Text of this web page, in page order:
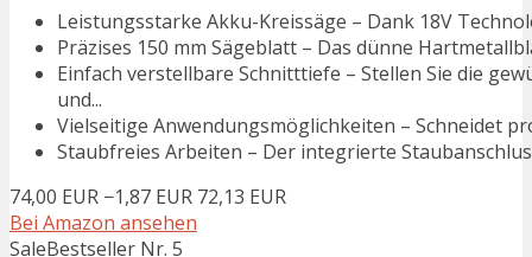
Leistungsstarke Akku-Kreissäge – Dank 18V
Präzises 150 mm Sägeblatt – Das dünne
Einfach verstellbare Schnitttiefe – Stellen Sie die
und...
Vielseitige Anwendungsmöglichkeiten – Schneidet
Staubfreies Arbeiten – Der integrierte
74,00 EUR −1,87 EUR 72,13 EUR
Bei Amazon ansehen
SaleBestseller Nr. 5